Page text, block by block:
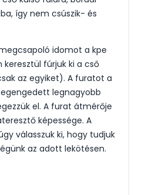
így nem csúszik- és
idomot a kpe
fúrjuk ki a cső
az egyiket). A furatot a
legnagyobb
el. A furat átmérője
képessége. A
válasszuk ki, hogy tudjuk
az adott lekötésen.